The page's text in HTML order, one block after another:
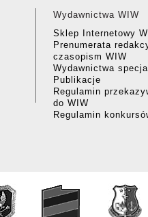
Wydawnictwa WIW
Sklep Internetowy
Prenumerata
czasopism WIW
Wydawnictwa
Publikacje
Regulamin
do WIW
Regulamin